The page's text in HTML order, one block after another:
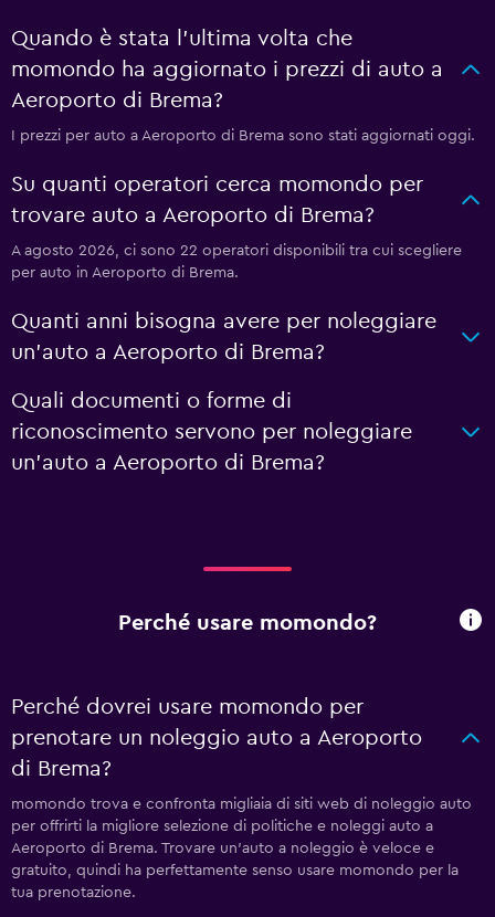
Quando è stata l'ultima volta che
momondo ha aggiornato i prezzi di auto a
Aeroporto di Brema?
I prezzi per auto a Aeroporto di Brema sono stati aggiornati oggi.
Su quanti operatori cerca momondo per
trovare auto a Aeroporto di Brema?
A agosto 2026, ci sono 22 operatori disponibili tra cui scegliere
per auto in Aeroporto di Brema.
Quanti anni bisogna avere per noleggiare
un'auto a Aeroporto di Brema?
Quali documenti o forme di
riconoscimento servono per noleggiare
un'auto a Aeroporto di Brema?
Perché usare momondo?
Perché dovrei usare momondo per
prenotare un noleggio auto a Aeroporto
di Brema?
momondo trova e confronta migliaia di siti web di noleggio auto
per offrirti la migliore selezione di politiche e noleggi auto a
Aeroporto di Brema. Trovare un'auto a noleggio è veloce e
gratuito, quindi ha perfettamente senso usare momondo per la
tua prenotazione.